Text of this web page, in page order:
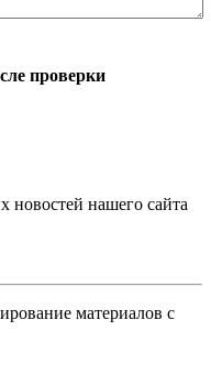
проверки
новостей нашего сайта
материалов с